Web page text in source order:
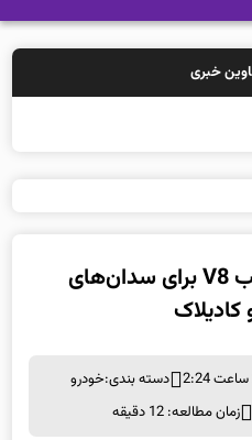
خبری
لکسوس IS500، تنها رقیب V8 برای سدان‌های
دسته بندی:خودرو
زمان مطالعه: 12 دقیقه